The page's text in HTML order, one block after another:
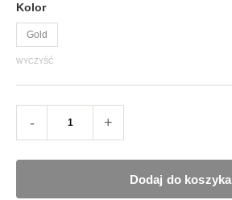
Kolor
Gold
WYCZYŚĆ
- +
Dodaj do koszyka